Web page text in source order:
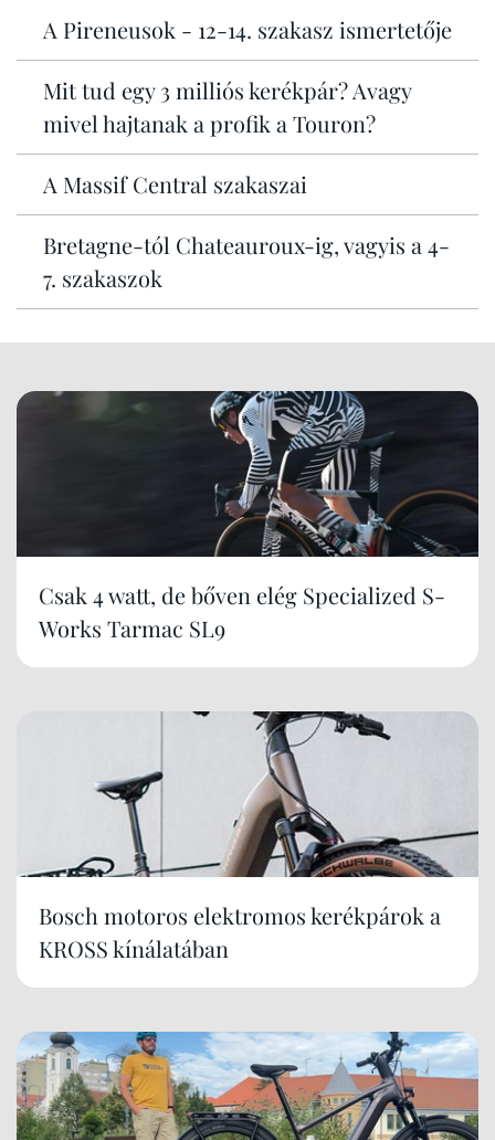
A Pireneusok - 12-14. szakasz ismertetője
Mit tud egy 3 milliós kerékpár? Avagy
mivel hajtanak a profik a Touron?
A Massif Central szakaszai
Bretagne-tól Chateauroux-ig, vagyis a 4-
7. szakaszok
Csak 4 watt, de bőven elég Specialized S-
Works Tarmac SL9
Bosch motoros elektromos kerékpárok a
KROSS kínálatában